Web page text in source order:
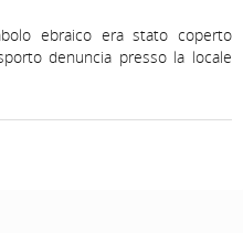
ebraico era stato coperto
denuncia presso la locale